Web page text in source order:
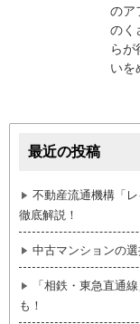
のア
のく
らが
いを
最近の投稿
不動産流通機構「
徹底解説！
中古マンションの
「相鉄・東急直通
も！